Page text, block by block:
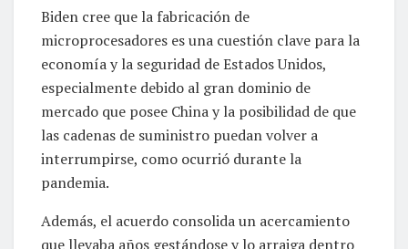
Biden cree que la fabricación de
microprocesadores es una cuestión clave para la
economía y la seguridad de Estados Unidos,
especialmente debido al gran dominio de
mercado que posee China y la posibilidad de que
las cadenas de suministro puedan volver a
interrumpirse, como ocurrió durante la
pandemia.
Además, el acuerdo consolida un acercamiento
que llevaba años gestándose y lo arraiga dentro